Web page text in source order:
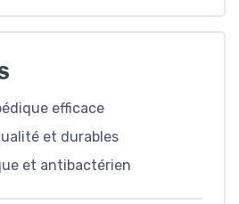
efficace
et durables
et antibactérien